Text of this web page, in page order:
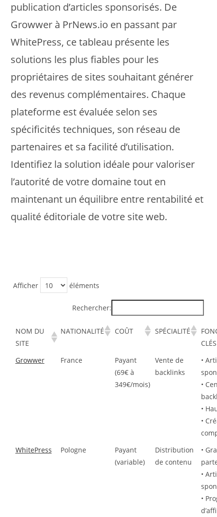
publication d’articles sponsorisés. De
Growwer à PrNews.io en passant par
WhitePress, ce tableau présente les
solutions les plus fiables pour les
propriétaires de sites souhaitant générer
des revenus complémentaires. Chaque
plateforme est évaluée selon ses
spécificités techniques, son réseau de
partenaires et sa facilité d’utilisation.
Identifiez la solution idéale pour valoriser
l’autorité de votre domaine tout en
maintenant un équilibre entre rentabilité et
qualité éditoriale de votre site web.
Afficher éléments
Rechercher:
NOM DU
SITE
NATIONALITÉ COÛT SPÉCIALITÉ
CLÉS
Growwer
France
Payant
(69€ à
349€/mois)
Vente de
backlinks
•
•
•
•
WhitePress
Pologne
Payant
(variable)
Distribution
de contenu
•
•
•